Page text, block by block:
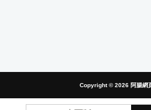
Copyright © 2026 阿腸網